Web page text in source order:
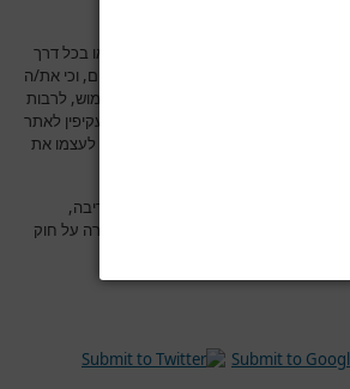
ידיעתם אמיתי, נכון ומדויק.
(בפורום, תגובות מאמרים, יצירת קשר או בכל דרך
ת מלוא זכויות הקניין הרוחני בתכנים, וכי את/ה
התכנים לאתר, לעשות בהם כל שימוש, לרבות
אחרת הקשורה במישרין ו/או בעקיפין לאתר
שומר לעצמו את
או לא לפרסמו כלל
יהיה נקי מהשמצות, מהוצאת דיבה,
אישיות. ושלא יהיה בהודעה משום עבירה על חוק